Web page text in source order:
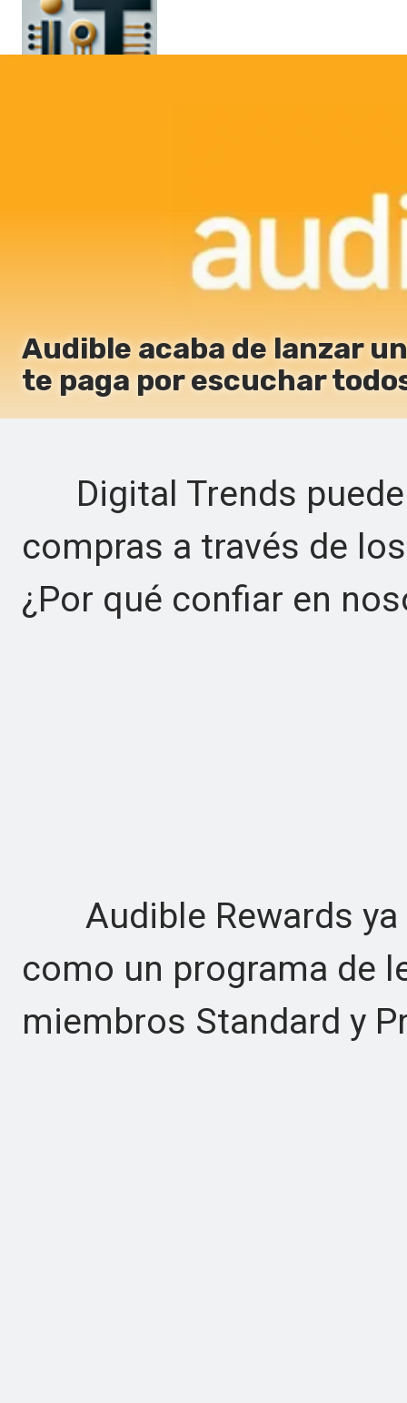
Audible acaba de lanzar
te paga por escuchar
Digital Trends puede
compras a través de
¿Por qué confiar en
Audible Rewards ya
como un programa de
miembros Standard y